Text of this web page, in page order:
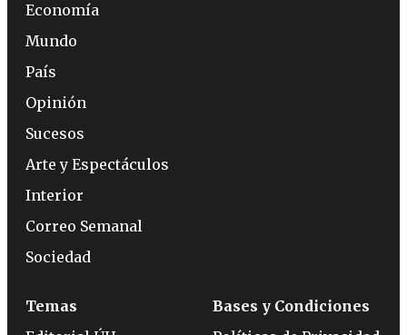
Economía
Mundo
País
Opinión
Sucesos
Arte y Espectáculos
Interior
Correo Semanal
Sociedad
Temas
Bases y Condiciones